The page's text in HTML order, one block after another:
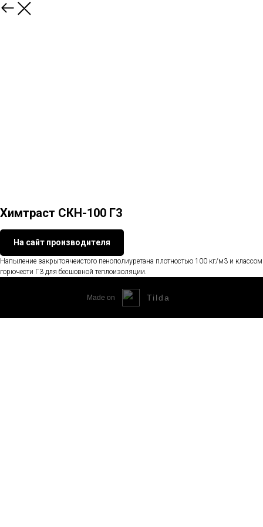
Химтраст СКН-100 Г3
На сайт производителя
Напыление закрытоячеистого пенополиуретана плотностью 100 кг/м3 и классом
горючести Г3 для бесшовной теплоизоляции.
Made on Tilda